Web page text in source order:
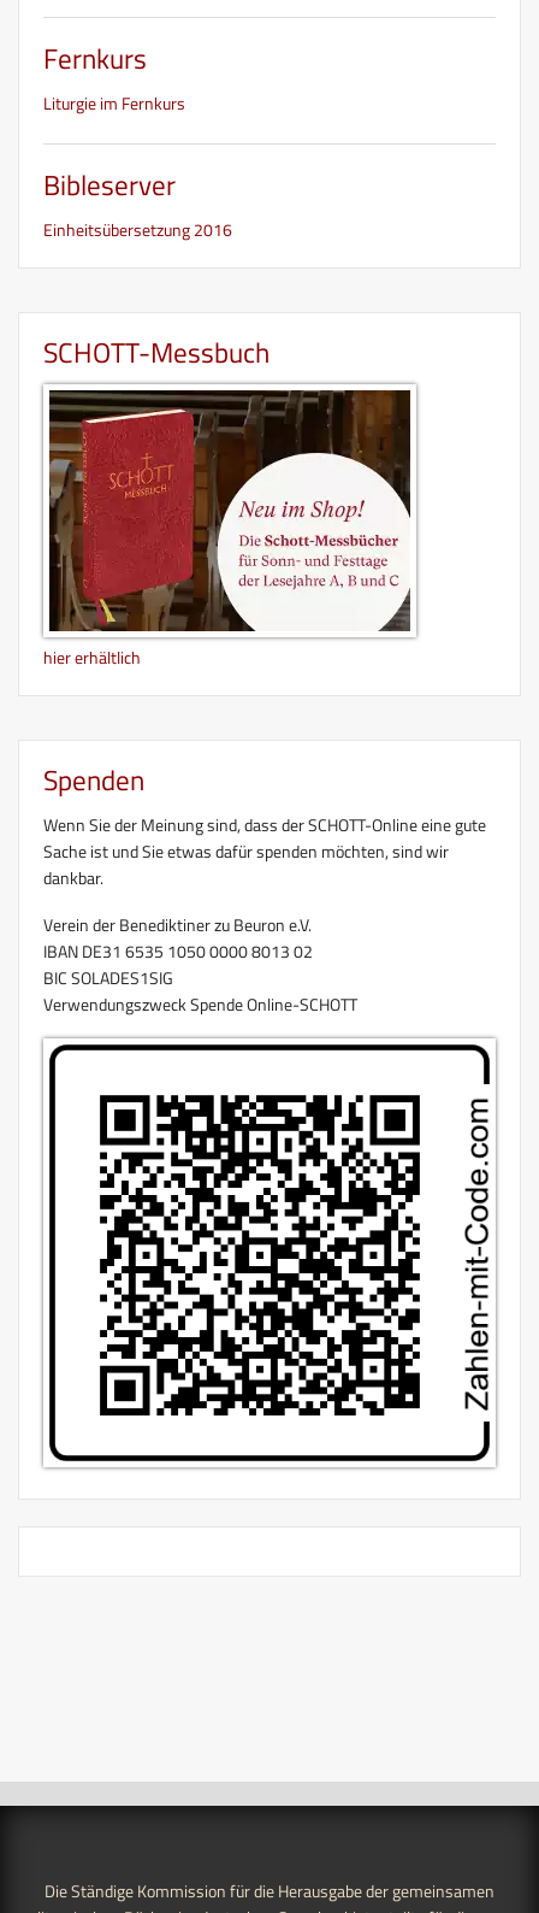
Fernkurs
Liturgie im Fernkurs
Bibleserver
Einheitsübersetzung 2016
SCHOTT-Messbuch
hier erhältlich
Spenden
Wenn Sie der Meinung sind, dass der SCHOTT-Online eine gute
Sache ist und Sie etwas dafür spenden möchten, sind wir
dankbar.
Verein der Benediktiner zu Beuron e.V.
IBAN DE31 6535 1050 0000 8013 02
BIC SOLADES1SIG
Verwendungszweck Spende Online-SCHOTT
Die Ständige Kommission für die Herausgabe der gemeinsamen